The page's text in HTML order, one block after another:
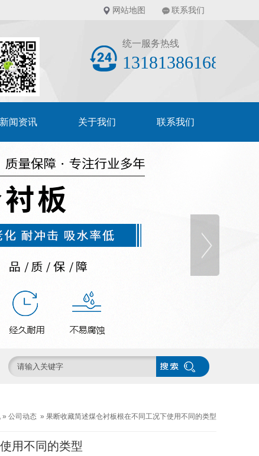
网站地图 联系我们
统一服务热线
13181386168
新闻资讯 关于我们 联系我们
» 公司动态 » 果断收藏简述煤仓衬板根在不同工况下使用不同的类型
用不同的类型